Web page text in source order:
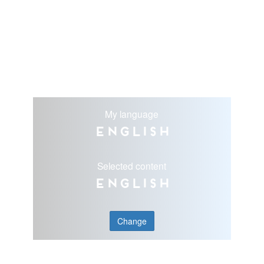
My language
English
Selected content
English
Change